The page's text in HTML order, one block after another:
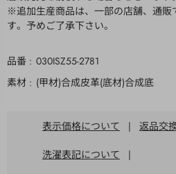
※追加生産商品は、一部の店舗、通販
す。予めご了承下さい。
品番
030ISZ55-2781
素材
(甲材)合成皮革(底材)合成底
表示価格について | 返品交
洗濯表記について |